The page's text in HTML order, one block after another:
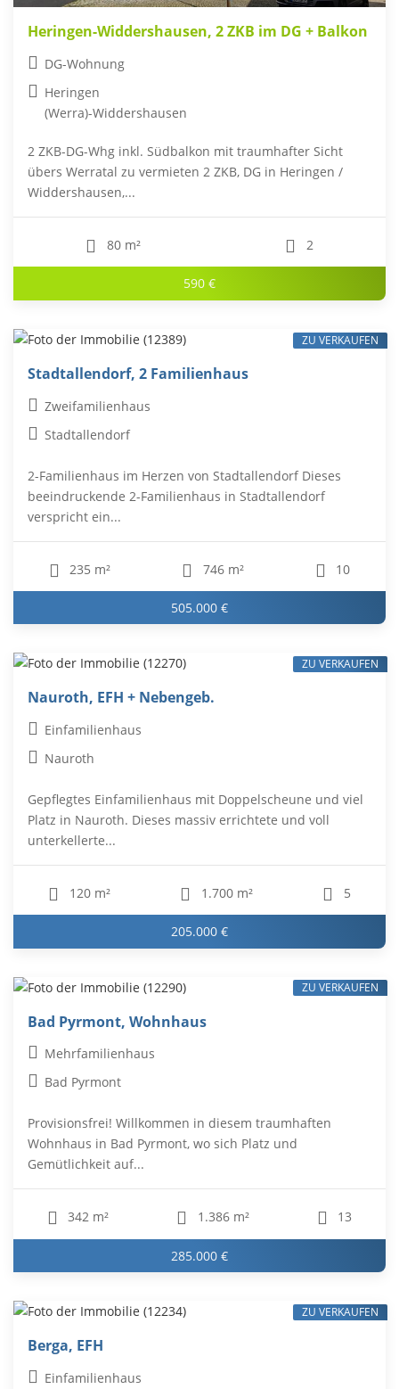
Heringen-Widdershausen, 2 ZKB im DG + Balkon
DG-Wohnung
Heringen
(Werra)-Widdershausen
2 ZKB-DG-Whg inkl. Südbalkon mit traumhafter Sicht
übers Werratal zu vermieten 2 ZKB, DG in Heringen /
Widdershausen,...
80 m² 2
590 €
Stadtallendorf, 2 Familienhaus
Zweifamilienhaus
Stadtallendorf
2-Familienhaus im Herzen von Stadtallendorf Dieses
beeindruckende 2-Familienhaus in Stadtallendorf
verspricht ein...
235 m² 746 m² 10
505.000 €
ZU VERKAUFEN
Nauroth, EFH + Nebengeb.
Einfamilienhaus
Nauroth
Gepflegtes Einfamilienhaus mit Doppelscheune und viel
Platz in Nauroth. Dieses massiv errichtete und voll
unterkellerte...
120 m² 1.700 m² 5
205.000 €
ZU VERKAUFEN
Bad Pyrmont, Wohnhaus
Mehrfamilienhaus
Bad Pyrmont
Provisionsfrei! Willkommen in diesem traumhaften
Wohnhaus in Bad Pyrmont, wo sich Platz und
Gemütlichkeit auf...
342 m² 1.386 m² 13
285.000 €
ZU VERKAUFEN
Berga, EFH
Einfamilienhaus
ZU VERKAUFEN